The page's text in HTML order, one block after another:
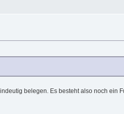
belegen. Es besteht also noch ein